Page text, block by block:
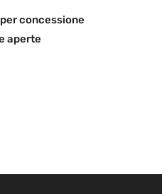
concessione
aperte